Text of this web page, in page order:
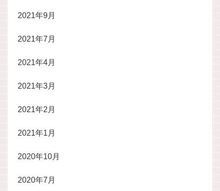
2021年9月
2021年7月
2021年4月
2021年3月
2021年2月
2021年1月
2020年10月
2020年7月